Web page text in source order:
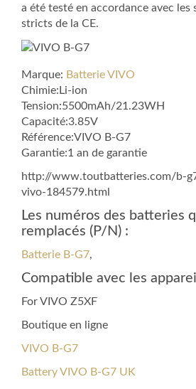
a été testé en accordance avec les
stricts de la CE.
Marque: Batterie VIVO
Chimie:Li-ion
Tension:5500mAh/21.23WH
Capacité:3.85V
Référence:VIVO B-G7
Garantie:1 an de garantie
http://www.toutbatteries.com/b-
vivo-184579.html
Les numéros des batteries
remplacés (P/N) :
Batterie B-G7,
Compatible avec les
For VIVO Z5XF
Boutique en ligne
VIVO B-G7
Battery VIVO B-G7 UK